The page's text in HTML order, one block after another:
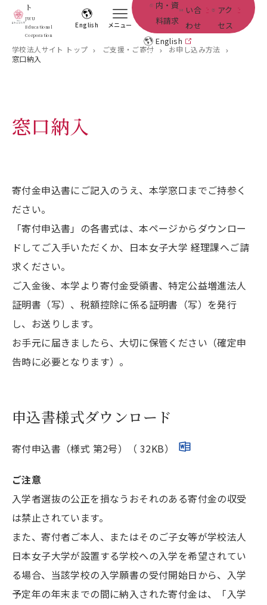
ト
JWU
Educational
Corporation
English メニュー
内・資
料請求
い合
わせ
アク
セス
English
学校法人サイト トップ ご支援・ご寄付
お申し込み方法
窓口納入
窓口納入
寄付金申込書にご記入のうえ、本学窓口までご持参く
ださい。
「寄付申込書」の各書式は、本ページからダウンロー
ドしてご入手いただくか、日本女子大学 経理課へご請
求ください。
ご入金後、本学より寄付金受領書、特定公益増進法人
証明書（写）、税額控除に係る証明書（写）を発行
し、お送りします。
お手元に届きましたら、大切に保管ください（確定申
告時に必要となります）。
申込書様式ダウンロード
寄付申込書（様式 第2号）（ 32KB）
ご注意
入学者選抜の公正を損なうおそれのある寄付金の収受
は禁止されています。
また、寄付者ご本人、またはそのご子女等が学校法人
日本女子大学が設置する学校への入学を希望されてい
る場合、当該学校の入学願書の受付開始日から、入学
予定年の年末までの間に納入された寄付金は、「入学